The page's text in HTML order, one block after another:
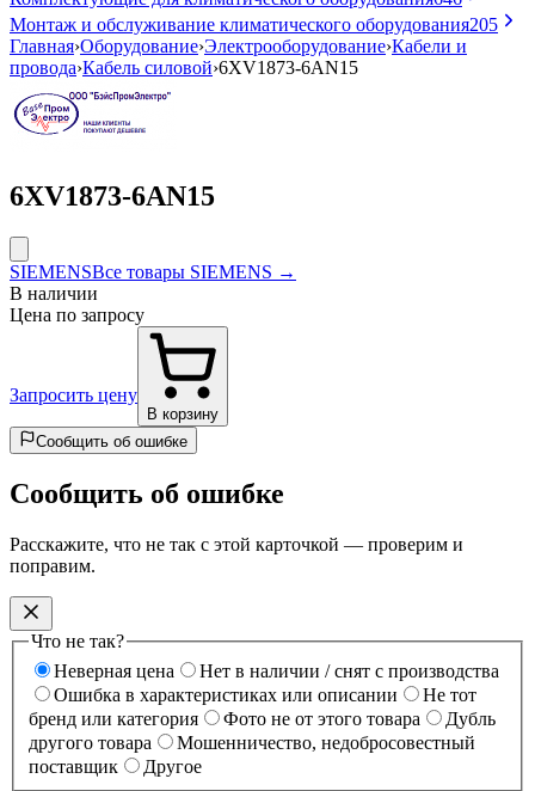
Монтаж и обслуживание климатического оборудования205
Главная›Оборудование›Электрооборудование›Кабели и
провода›Кабель силовой›6XV1873-6AN15
6XV1873-6AN15
SIEMENSВсе товары SIEMENS →
В наличии
Цена по запросу
Запросить цену
В корзину
Сообщить об ошибке
Сообщить об ошибке
Расскажите, что не так с этой карточкой — проверим и
поправим.
Что не так?
Неверная цена
Нет в наличии / снят с производства
Ошибка в характеристиках или описании
Не тот
бренд или категория
Фото не от этого товара
Дубль
другого товара
Мошенничество, недобросовестный
поставщик
Другое